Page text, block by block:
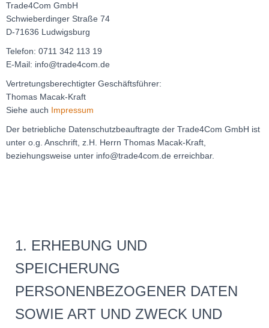
Trade4Com GmbH
Schwieberdinger Straße 74
D-71636 Ludwigsburg
Telefon: 0711 342 113 19
E-Mail: info@trade4com.de
Vertretungsberechtigter Geschäftsführer:
Thomas Macak-Kraft
Siehe auch Impressum
Der betriebliche Datenschutzbeauftragte der Trade4Com GmbH ist
unter o.g. Anschrift, z.H. Herrn Thomas Macak-Kraft,
beziehungsweise unter info@trade4com.de erreichbar.
1. ERHEBUNG UND
SPEICHERUNG
PERSONENBEZOGENER DATEN
SOWIE ART UND ZWECK UND